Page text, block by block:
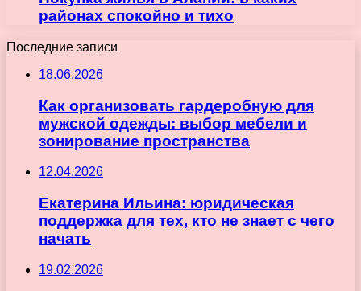
районах спокойно и тихо
Последние записи
18.06.2026
Как организовать гардеробную для
мужской одежды: выбор мебели и
зонирование пространства
12.04.2026
Екатерина Ильина: юридическая
поддержка для тех, кто не знает с чего
начать
19.02.2026